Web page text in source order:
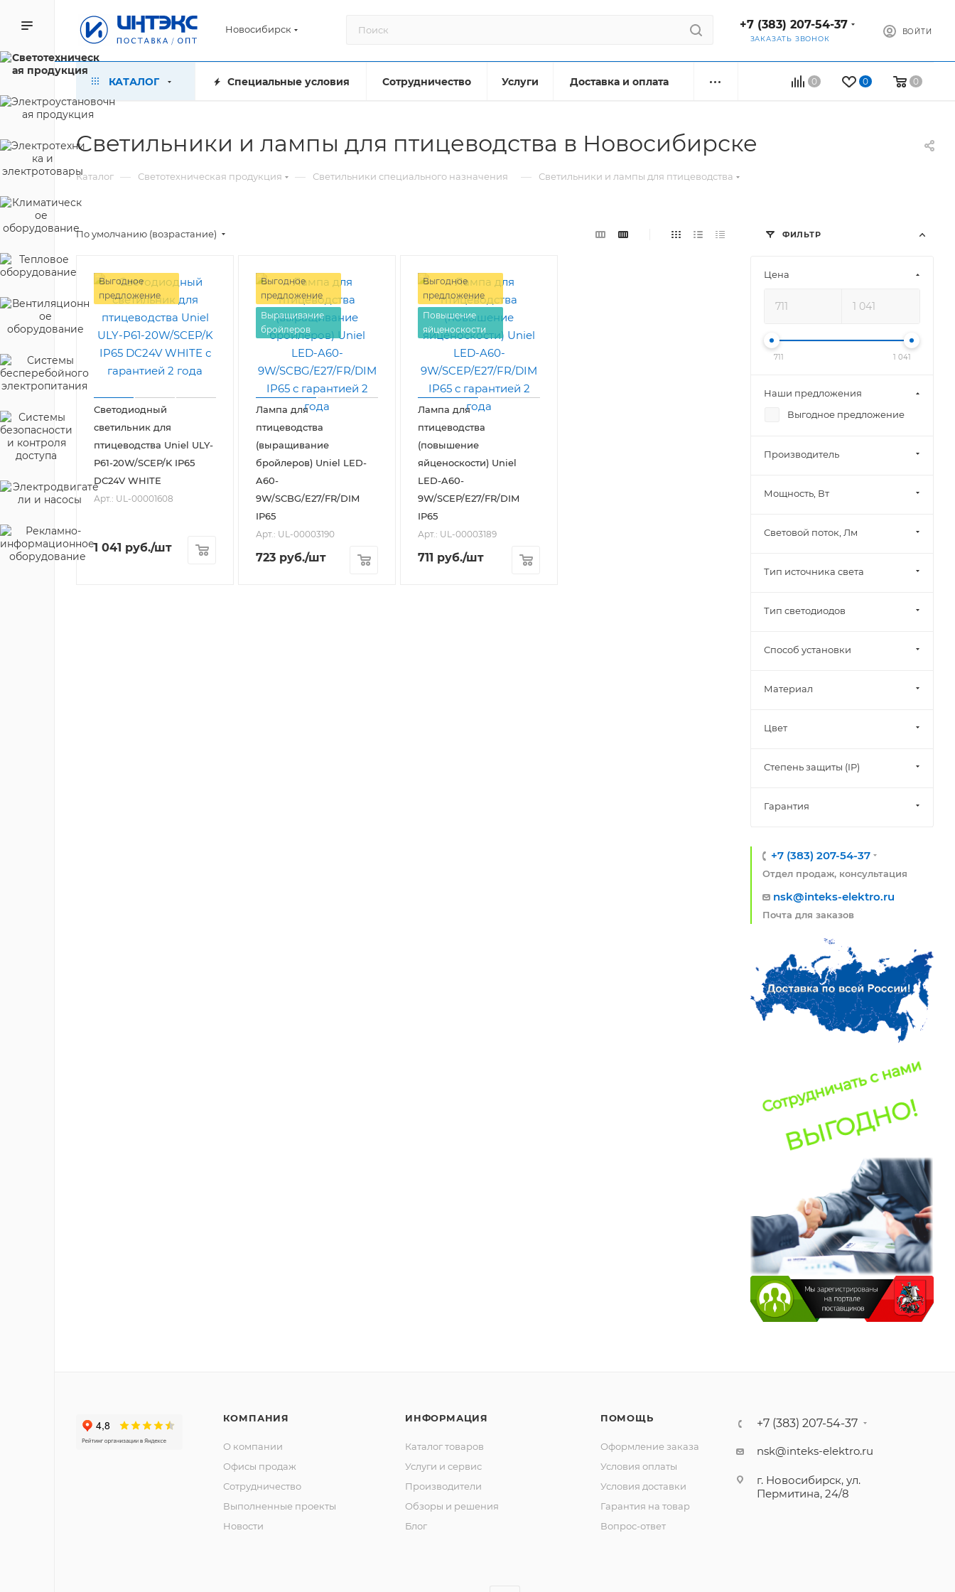
Новосибирск +7 (383) 207-54-37
ЗАКАЗАТЬ ЗВОНОК
ВОЙТИ
0 0 0
КАТАЛОГ Специальные условия Сотрудничество Услуги Доставка и оплата
Светильники и лампы для птицеводства в Новосибирске
Каталог — Светотехническая продукция — Светильники специального назначения — Светильники и лампы для птицеводства
По умолчанию (возрастание)
Выгодное
предложение
Светодиодный
светильник для
птицеводства Uniel ULY-
P61-20W/SCEP/K IP65
DC24V WHITE
Арт.: UL-00001608
1 041 руб./шт
Выгодное
предложение
Выращивание
бройлеров
Лампа для
птицеводства
(выращивание
бройлеров) Uniel LED-
A60-
9W/SCBG/E27/FR/DIM
IP65
Арт.: UL-00003190
723 руб./шт
Выгодное
предложение
Повышение
яйценоскости
Лампа для
птицеводства
(повышение
яйценоскости) Uniel
LED-A60-
9W/SCEP/E27/FR/DIM
IP65
Арт.: UL-00003189
711 руб./шт
ФИЛЬТР
Цена
711 1 041
Наши предложения
Выгодное предложение
Производитель
Мощность, Вт
Световой поток, Лм
Тип источника света
Тип светодиодов
Способ установки
Материал
Цвет
Степень защиты (IP)
Гарантия
+7 (383) 207-54-37
Отдел продаж, консультация
nsk@inteks-elektro.ru
Почта для заказов
КОМПАНИЯ
О компании
Офисы продаж
Сотрудничество
Выполненные проекты
Новости
ИНФОРМАЦИЯ
Каталог товаров
Услуги и сервис
Производители
Обзоры и решения
Блог
ПОМОЩЬ
Оформление заказа
Условия оплаты
Условия доставки
Гарантия на товар
Вопрос-ответ
+7 (383) 207-54-37
nsk@inteks-elektro.ru
г. Новосибирск, ул.
Пермитина, 24/8